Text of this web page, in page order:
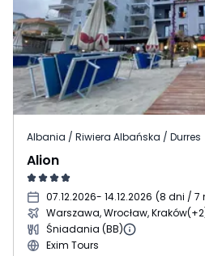
Albania / Riwiera Albańska / Durres
Alion
07.12.2026- 14.12.2026 (8 dni / 7
Warszawa, Wrocław, Kraków
Śniadania (BB)
Exim Tours